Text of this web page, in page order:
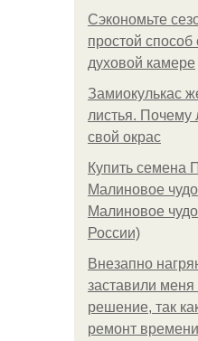
Сэкономьте
простой
духовой камере
Замиокулькас
листья. Почему
свой окрас
Купить семена
Малиновое
Малиновое
России)
Внезапно
заставили
решение, так
ремонт